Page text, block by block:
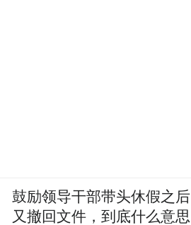
鼓励领导干部带头休假之后
又撤回文件，到底什么意思